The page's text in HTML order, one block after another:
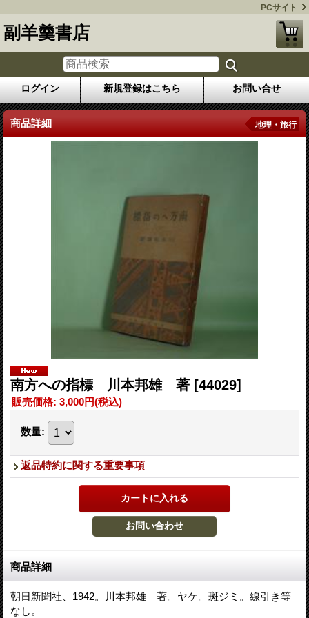
PCサイト
副羊羹書店
ログイン 新規登録はこちら お問い合せ
商品詳細 地理・旅行
南方への指標 川本邦雄 著 [44029]
販売価格: 3,000円(税込)
数量:
返品特約に関する重要事項
商品詳細
朝日新聞社、1942。川本邦雄 著。ヤケ。斑ジミ。線引き等
なし。